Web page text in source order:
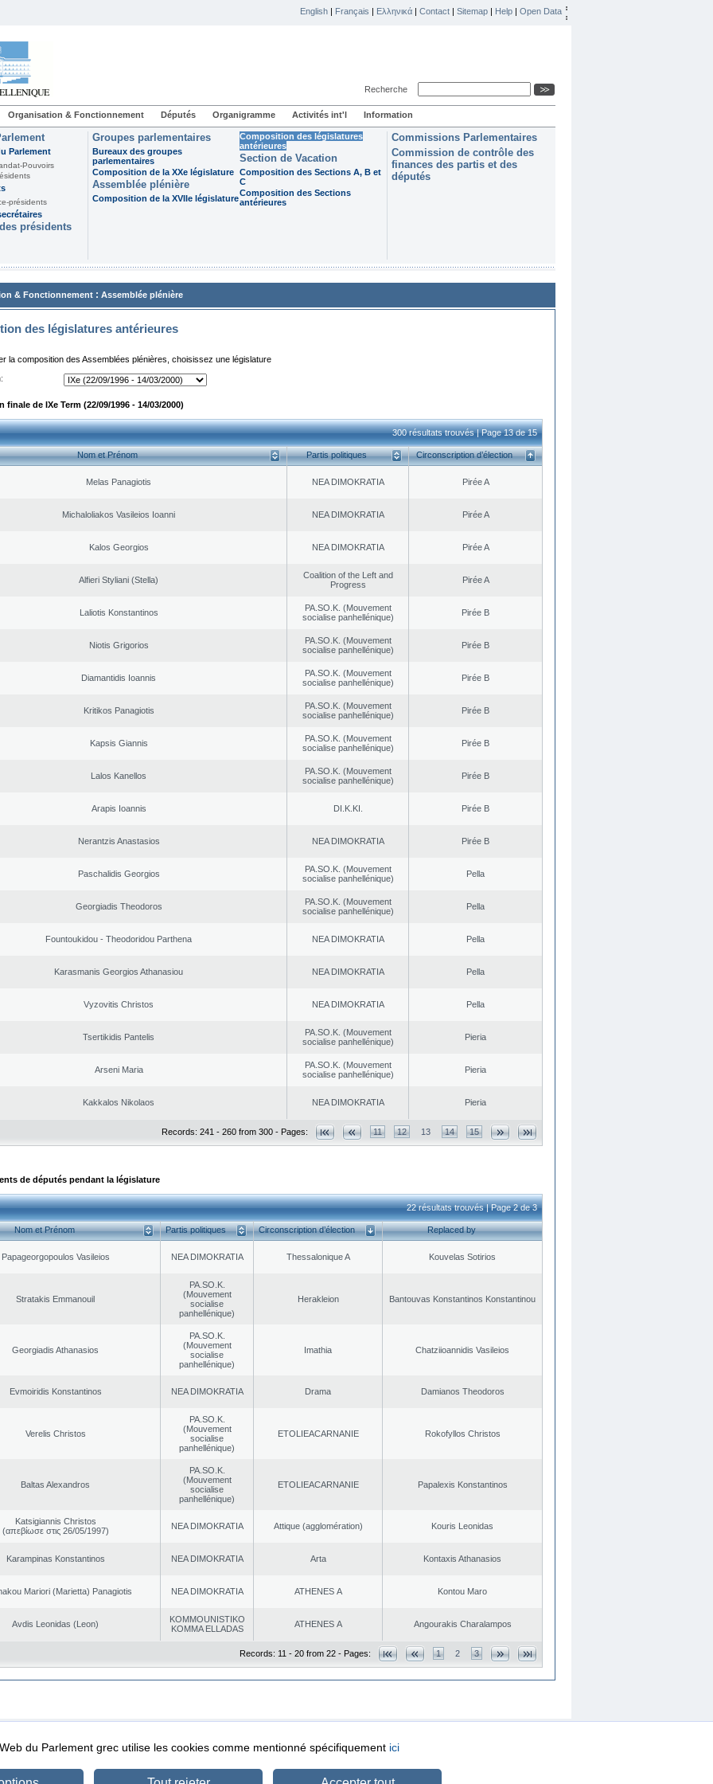
English | Français | Ελληνικά | Contact | Sitemap | Help | Open Data
Recherche
Organisation & Fonctionnement Députés Organigramme Activités int'l Information
Parlement
Pouvoirs
présidents
présidents
Groupes parlementaires
Bureaux des groupes
parlementaires
Composition de la XXe législature
Assemblée plénière
Composition de la XVIIe législature
Composition des législatures
antérieures
Section de Vacation
Composition des Sections A, B et
C
Composition des Sections
antérieures
Commissions Parlementaires
Commission de contrôle des
finances des partis et des
députés
& Fonctionnement : Assemblée plénière
des législatures antérieures
la composition des Assemblées plénières, choisissez une législature
finale de IXe Term (22/09/1996 - 14/03/2000)
300 résultats trouvés | Page 13 de 15
Nom et Prénom Partis politiques Circonscription d’élection
Melas Panagiotis NEA DΙMOKRATIA Pirée A
Michaloliakos Vasileios Ioanni NEA DΙMOKRATIA Pirée A
Kalos Georgios NEA DΙMOKRATIA Pirée A
Alfieri Styliani (Stella)
Coalition of the Left and
Progress
Pirée A
Laliotis Konstantinos
PA.SO.K. (Mouvement
socialise panhellénique)
Pirée B
Niotis Grigorios
PA.SO.K. (Mouvement
socialise panhellénique)
Pirée B
Diamantidis Ioannis
PA.SO.K. (Mouvement
socialise panhellénique)
Pirée B
Kritikos Panagiotis
PA.SO.K. (Mouvement
socialise panhellénique)
Pirée B
Kapsis Giannis
PA.SO.K. (Mouvement
socialise panhellénique)
Pirée B
Lalos Kanellos
PA.SO.K. (Mouvement
socialise panhellénique)
Pirée B
Arapis Ioannis DI.K.KI. Pirée B
Nerantzis Anastasios NEA DΙMOKRATIA Pirée B
Paschalidis Georgios
PA.SO.K. (Mouvement
socialise panhellénique)
Pella
Georgiadis Theodoros
PA.SO.K. (Mouvement
socialise panhellénique)
Pella
Fountoukidou - Theodoridou Parthena NEA DΙMOKRATIA Pella
Karasmanis Georgios Athanasiou NEA DΙMOKRATIA Pella
Vyzovitis Christos NEA DΙMOKRATIA Pella
Tsertikidis Pantelis
PA.SO.K. (Mouvement
socialise panhellénique)
Pieria
Arseni Maria
PA.SO.K. (Mouvement
socialise panhellénique)
Pieria
Kakkalos Nikolaos NEA DΙMOKRATIA Pieria
Records: 241 - 260 from 300 - Pages: 11 12 13 14 15
de députés pendant la législature
22 résultats trouvés | Page 2 de 3
Nom et Prénom Partis politiques Circonscription d’élection Replaced by
Papageorgopoulos Vasileios NEA DΙMOKRATIA Thessalonique A Kouvelas Sotirios
Stratakis Emmanouil
PA.SO.K.
(Mouvement
socialise
panhellénique)
Herakleion Bantouvas Konstantinos Konstantinou
Georgiadis Athanasios
PA.SO.K.
(Mouvement
socialise
panhellénique)
Imathia Chatziioannidis Vasileios
Evmoiridis Konstantinos NEA DΙMOKRATIA Drama Damianos Theodoros
Verelis Christos
PA.SO.K.
(Mouvement
socialise
panhellénique)
EΤOLIEACARNANIE Rokofyllos Christos
Baltas Alexandros
PA.SO.K.
(Mouvement
socialise
panhellénique)
EΤOLIEACARNANIE Papalexis Konstantinos
Katsigiannis Christos
(απεβίωσε στις 26/05/1997)
NEA DΙMOKRATIA Αttique (agglomération) Kouris Leonidas
Karampinas Konstantinos NEA DΙMOKRATIA Arta Kontaxis Athanasios
Mariori (Marietta) Panagiotis NEA DΙMOKRATIA ATHENES Α Kontou Maro
Avdis Leonidas (Leon)
KOMMOUNISTIKO
KOMMA ELLADAS
ATHENES Α Angourakis Charalampos
Records: 11 - 20 from 22 - Pages: 1 2 3
Protection Security & Access
du Parlement grec utilise les cookies comme mentionné spécifiquement ici